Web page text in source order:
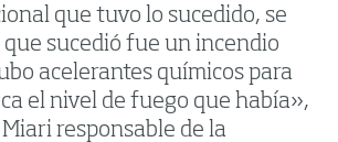
que tuvo lo sucedido, se
que sucedió fue un incendio
acelerantes químicos para
el nivel de fuego que había»,
responsable de la